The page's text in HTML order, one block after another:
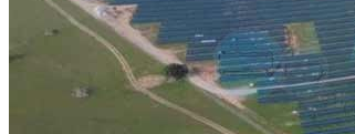
Volver a la tienda